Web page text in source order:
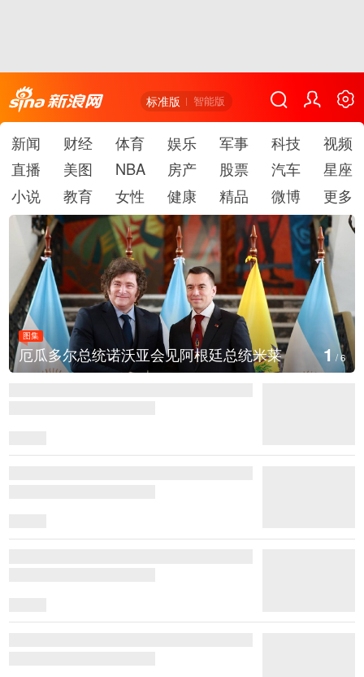
标准版 智能版
新闻 财经 体育 娱乐 军事 科技
视频
直播
美图 NBA 房产 股票 汽车
星座
小说
教育 女性 健康 精品 微博 更多
图集
美国斯波坎：野火烧毁700多所房屋 2/6